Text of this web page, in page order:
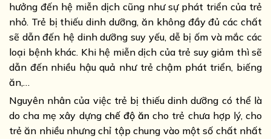
hưởng đến hệ miễn dịch cũng như sự phát triển của trẻ
nhỏ. Trẻ bị thiếu dinh dưỡng, ăn không đầy đủ các chất
sẽ dẫn đến hệ dinh dưỡng suy yếu, dễ bị ốm và mắc các
loại bệnh khác. Khi hệ miễn dịch của trẻ suy giảm thì sẽ
dẫn đến nhiều hậu quả như trẻ chậm phát triển, biếng
ăn,…
Nguyên nhân của việc trẻ bị thiếu dinh dưỡng có thể là
do cha mẹ xây dựng chế độ ăn cho trẻ chưa hợp lý, cho
trẻ ăn nhiều nhưng chỉ tập chung vào một số chất nhất